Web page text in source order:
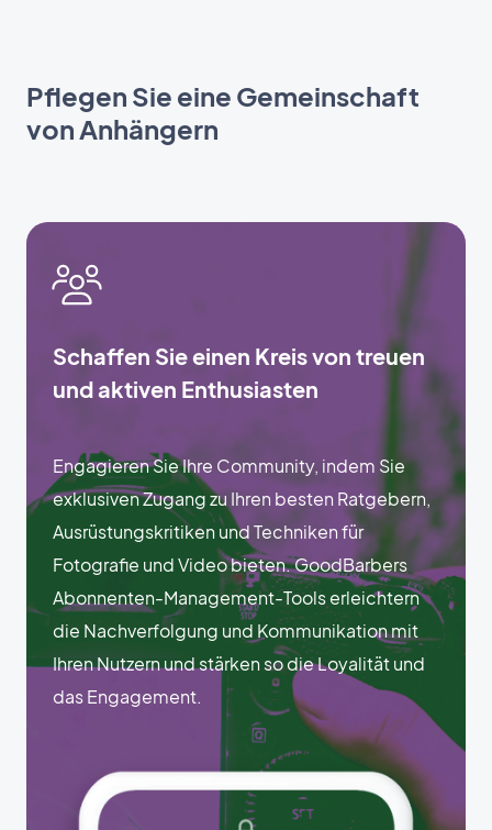
Pflegen Sie eine Gemeinschaft
von Anhängern
Schaffen Sie einen Kreis von treuen
und aktiven Enthusiasten
Engagieren Sie Ihre Community, indem Sie
exklusiven Zugang zu Ihren besten Ratgebern,
Ausrüstungskritiken und Techniken für
Fotografie und Video bieten. GoodBarbers
Abonnenten-Management-Tools erleichtern
die Nachverfolgung und Kommunikation mit
Ihren Nutzern und stärken so die Loyalität und
das Engagement.